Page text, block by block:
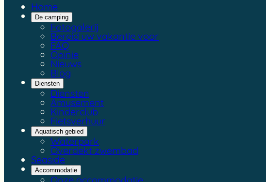
Home
De camping
Fotogalerij
Bereid uw vakantie voor
FAQ
Opinie
Nieuws
Blog
Diensten
Diensten
Amusement
Kinderclub
Fietsverhuur
Aquatisch gebied
Waterpark
Overdekt zwembad
Seaside
Accommodatie